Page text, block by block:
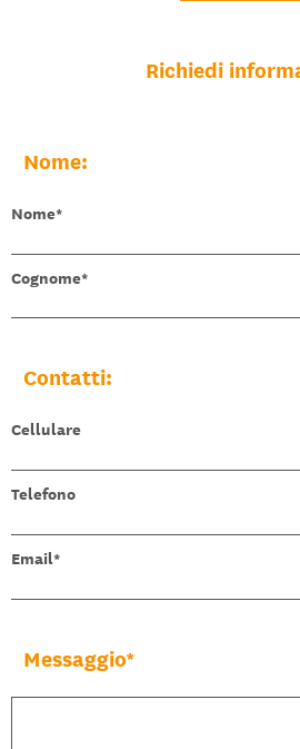
Richiedi
Nome:
Nome
Cognome
Contatti:
Cellulare
Telefono
Email
Messaggio*